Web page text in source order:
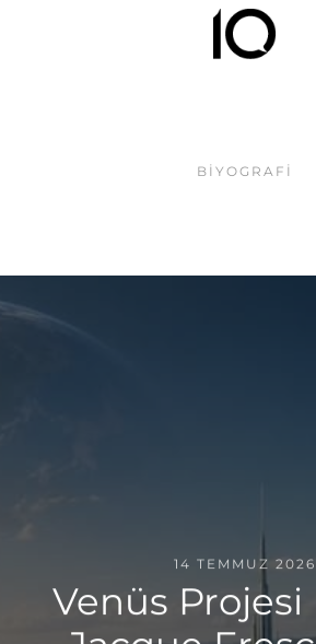
BIYOGRAFI
14 TEMMUZ 2026
Venüs Projesi